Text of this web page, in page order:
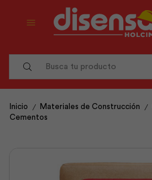
Inicio / Materiales de Construcción /
Cementos